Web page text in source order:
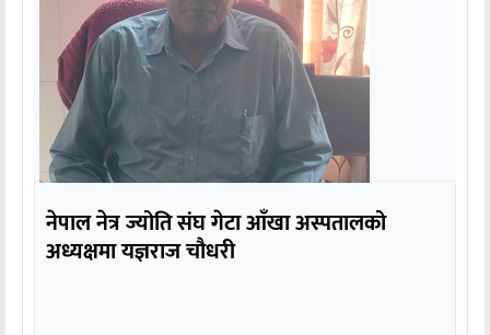
नेपाल नेत्र ज्योति संघ गेटा आँखा अस्पतालको
अध्यक्षमा यज्ञराज चौधरी